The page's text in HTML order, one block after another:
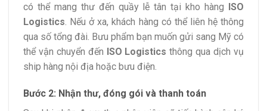
có thể mang thư đến quầy lễ tân tại kho hàng ISO
Logistics . Nếu ở xa, khách hàng có thể liên hệ thông
qua số tổng đài. Bưu phẩm bạn muốn gửi sang Mỹ có
thể vận chuyển đến ISO Logistics thông qua dịch vụ
ship hàng nội địa hoặc bưu điện.
Bước 2: Nhận thư, đóng gói và thanh toán